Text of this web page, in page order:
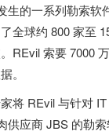
生的一系列勒索软
全球约 800 家至
REvil 索要 7000
。
将 REvil 与针对
供应商 JBS 的勒